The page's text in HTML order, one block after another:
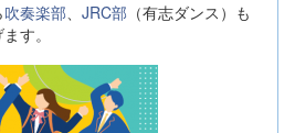
吹奏楽部、 JRC部 （有志ダンス）も
す。